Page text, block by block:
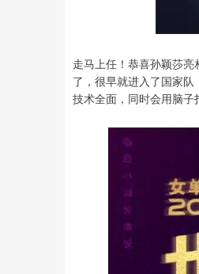
走马上任！恭喜孙颖莎
了，很早就进入了国家
技术全面，同时会用脑子